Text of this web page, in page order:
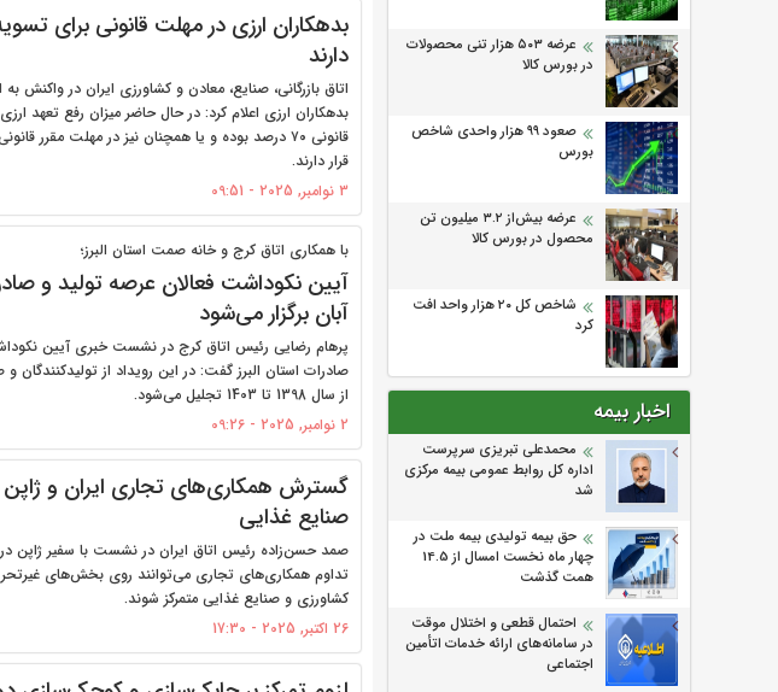
عرضه ۵۰۳ هزار تنی محصولات
در بورس کالا
صعود ۹۹ هزار واحدی شاخص
بورس
عرضه بیش‌از ۳.۲ میلیون تن
محصول در بورس کالا
شاخص کل ۲۰ هزار واحد افت
کرد
اخبار بیمه
محمدعلی تبریزی سرپرست
اداره كل روابط عمومی بیمه مركزی
شد
حق بیمه تولیدی بیمه ملت در
چهار ماه نخست امسال از 14.5
همت گذشت
احتمال قطعی و اختلال موقت
در سامانه‌های ارائه خدمات اتأمین
اجتماعی
بدهکاران ارزی در مهلت قانونی برای
دارند
اتاق بازرگانی، صنایع، معادن و کشاورزی ایران در واکنش
بدهکاران ارزی اعلام کرد: در حال حاضر میزان رفع تعهد
قانونی ۷۰ درصد بوده و یا همچنان نیز در مهلت مقرر
قرار دارند.
3 نوامبر, 2025 - 09:51
با همکاری اتاق کرج و خانه صمت استان البرز؛
آبان برگزار می‌شود
پرهام رضایی رئیس اتاق کرج در نشست خبری آیین
صادرات استان البرز گفت: در این رویداد از تولیدکنندگان
از سال 1398 تا 1403 تجلیل می‌شود.
2 نوامبر, 2025 - 09:26
گسترش همکاری‌های تجاری ایران و
صنایع غذایی
صمد حسن‌زاده رئیس اتاق ایران در نشست با سفیر ژاپن
تداوم همکاری‌های تجاری می‌توانند روی بخش‌های
کشاورزی و صنایع غذایی متمرکز شوند.
26 اکتبر, 2025 - 17:30